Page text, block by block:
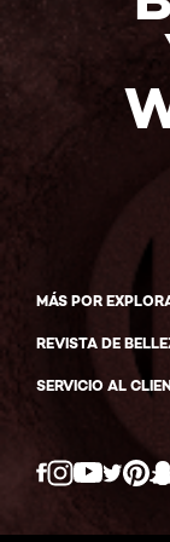
MÁS POR
REVISTA DE
SERVICIO AL
Twitter